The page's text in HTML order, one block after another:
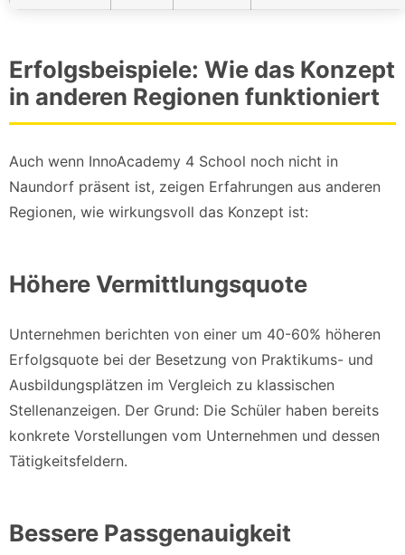
Erfolgsbeispiele: Wie das Konzept
in anderen Regionen funktioniert
Auch wenn InnoAcademy 4 School noch nicht in
Naundorf präsent ist, zeigen Erfahrungen aus anderen
Regionen, wie wirkungsvoll das Konzept ist:
Höhere Vermittlungsquote
Unternehmen berichten von einer um 40-60% höheren
Erfolgsquote bei der Besetzung von Praktikums- und
Ausbildungsplätzen im Vergleich zu klassischen
Stellenanzeigen. Der Grund: Die Schüler haben bereits
konkrete Vorstellungen vom Unternehmen und dessen
Tätigkeitsfeldern.
Bessere Passgenauigkeit